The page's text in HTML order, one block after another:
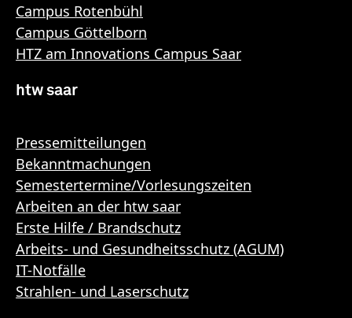
Campus Rotenbühl
Campus Göttelborn
HTZ am Innovations Campus Saar
htw saar
Pressemitteilungen
Bekanntmachungen
Semestertermine/Vorlesungszeiten
Arbeiten an der htw saar
Erste Hilfe / Brandschutz
Arbeits- und Gesundheitsschutz (AGUM)
IT-Notfälle
Strahlen- und Laserschutz